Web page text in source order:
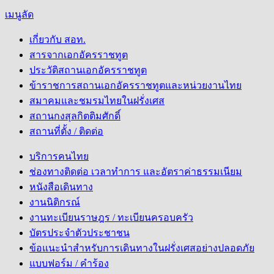
เมนูลัด
เกี่ยวกับ สอท.
สารจากเอกอัครราชทูต
ประวัติสถานเอกอัครราชทูต
ข้าราชการสถานเอกอัครราชทูตและหน่วยงานไทย
สมาคมและชมรมไทยในฝรั่งเศส
สถานกงสุลกิตติมศักดิ์
สถานที่ตั้ง / ติดต่อ
บริการคนไทย
ช่องทางติดต่อ เวลาทำการ และอัตราค่าธรรมเนียม
หนังสือเดินทาง
งานนิติกรณ์
งานทะเบียนราษฎร / ทะเบียนครอบครัว
บัตรประจำตัวประชาชน
ข้อแนะนำสำหรับการเดินทางในฝรั่งเศสอย่างปลอดภัย
แบบฟอร์ม / คำร้อง